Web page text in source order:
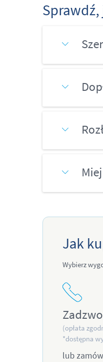
Sprawdź,
Jak
Wybierz
(opłata
*dostępna
lub